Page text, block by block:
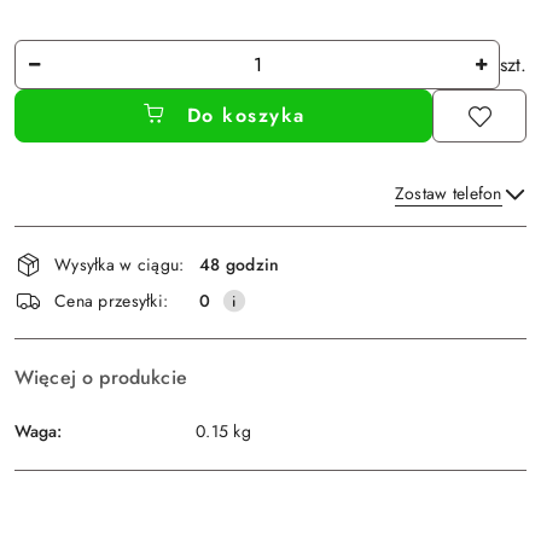
Ilość
szt.
Do koszyka
Zostaw telefon
Wyślij
Dostępność
i
dostawa
Wysyłka w ciągu:
48 godzin
Cena przesyłki:
0
Więcej o produkcie
Waga: 0.15 kg